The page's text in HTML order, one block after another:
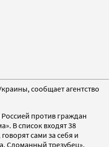
сообщает агентство
против граждан
В список входят 38
сами за себя и
Сломанный трезубец».